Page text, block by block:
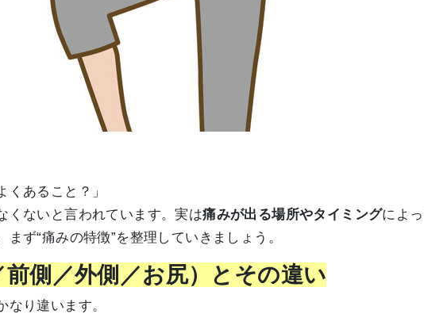
くあること？」
くないと言われています。実は痛みが出る場所やタイミングによ
ず“痛みの特徴”を整理していきましょう。
側／外側／お尻）とその違い
り違います。